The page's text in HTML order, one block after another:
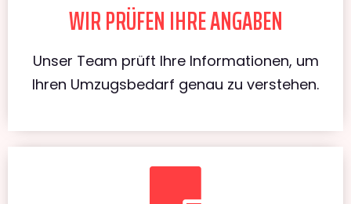
WIR PRÜFEN IHRE ANGABEN
Unser Team prüft Ihre Informationen, um
Ihren Umzugsbedarf genau zu verstehen.